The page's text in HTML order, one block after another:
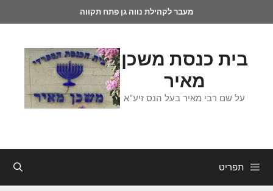
מעבר לקהילת נווה גן פתח תקווה
בית כנסת משכן
מאיר
על שם רבי מאיר בעל הנס זיע"א
תפריט